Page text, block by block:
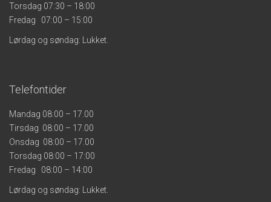
Torsdag 07:30 – 18:00
Fredag 07:00 – 15:00
Lørdag og søndag: Lukket.
Telefontider
Mandag 08:00 – 17.00
Tirsdag 08:00 – 17.00
Onsdag 08:00 – 17.00
Torsdag 08:00 – 17:00
Fredag 08:00 – 14:00
Lørdag og søndag: Lukket.